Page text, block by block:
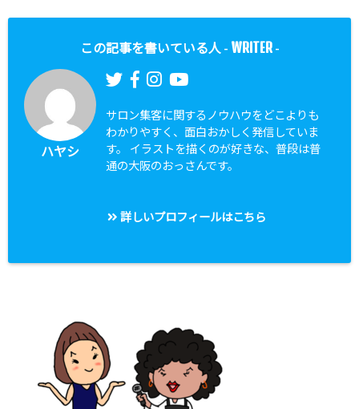
この記事を書いている人 - WRITER-
ハヤシ
サロン集客に関するノウハウをどこよりも
わかりやすく、面白おかしく発信していま
す。 イラストを描くのが好きな、普段は普
通の大阪のおっさんです。
詳しいプロフィールはこちら